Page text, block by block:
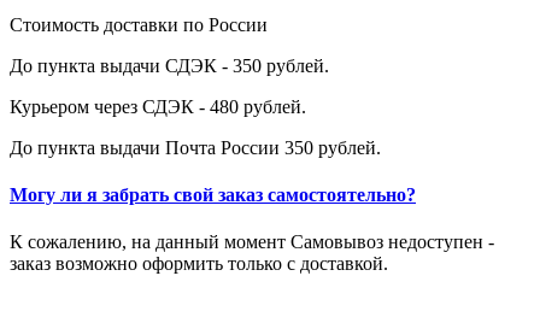
Стоимость доставки по России
До пункта выдачи СДЭК - 350 рублей.
Курьером через СДЭК - 480 рублей.
До пункта выдачи Почта России 350 рублей.
Могу ли я забрать свой заказ самостоятельно?
К сожалению, на данный момент Самовывоз недоступен -
заказ возможно оформить только с доставкой.